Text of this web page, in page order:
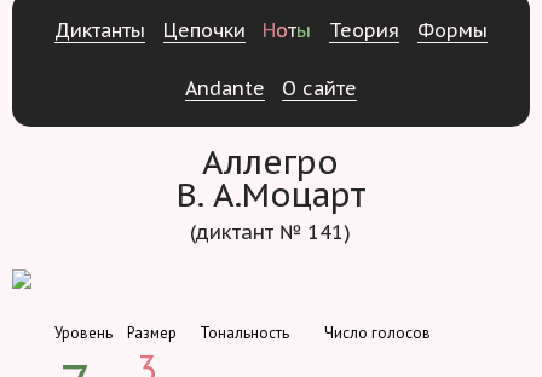
Диктанты Цепочки Ноты Теория Формы
Andante О сайте
Аллегро
В. А.Моцарт
(диктант № 141)
Уровень Размер Тональность Число голосов